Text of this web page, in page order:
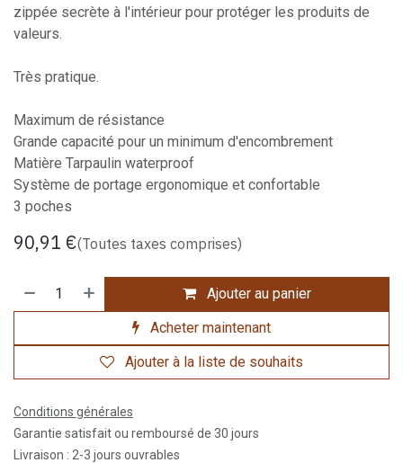
zippée secrète à l'intérieur pour protéger les produits de
valeurs.
Très pratique.
Maximum de résistance
Grande capacité pour un minimum d'encombrement
Matière Tarpaulin waterproof
Système de portage ergonomique et confortable
3 poches
90,91 €(Toutes taxes comprises)
Ajouter au panier
Acheter maintenant
Ajouter à la liste de souhaits
Conditions générales
Garantie satisfait ou remboursé de 30 jours
Livraison : 2-3 jours ouvrables